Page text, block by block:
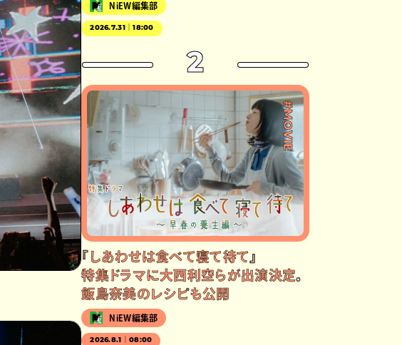
NiEW編集部
2026.7.31｜18:00
2
#MOVIE
『しあわせは食べて寝て待て』
特集ドラマに大西利空らが出演決定。
飯島奈美のレシピも公開
NiEW編集部
2026.8.1｜08:00